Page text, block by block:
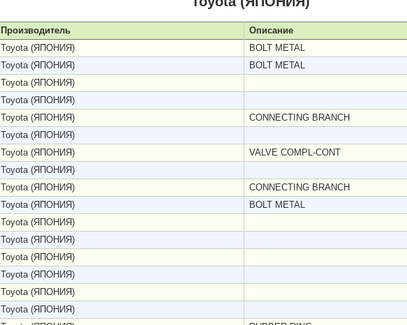
Производитель
Описание
Toyota (ЯПОНИЯ)
BOLT METAL
Toyota (ЯПОНИЯ)
BOLT METAL
Toyota (ЯПОНИЯ)
Toyota (ЯПОНИЯ)
Toyota (ЯПОНИЯ)
CONNECTING BRANCH
Toyota (ЯПОНИЯ)
Toyota (ЯПОНИЯ)
VALVE COMPL-CONT
Toyota (ЯПОНИЯ)
Toyota (ЯПОНИЯ)
CONNECTING BRANCH
Toyota (ЯПОНИЯ)
BOLT METAL
Toyota (ЯПОНИЯ)
Toyota (ЯПОНИЯ)
Toyota (ЯПОНИЯ)
Toyota (ЯПОНИЯ)
Toyota (ЯПОНИЯ)
Toyota (ЯПОНИЯ)